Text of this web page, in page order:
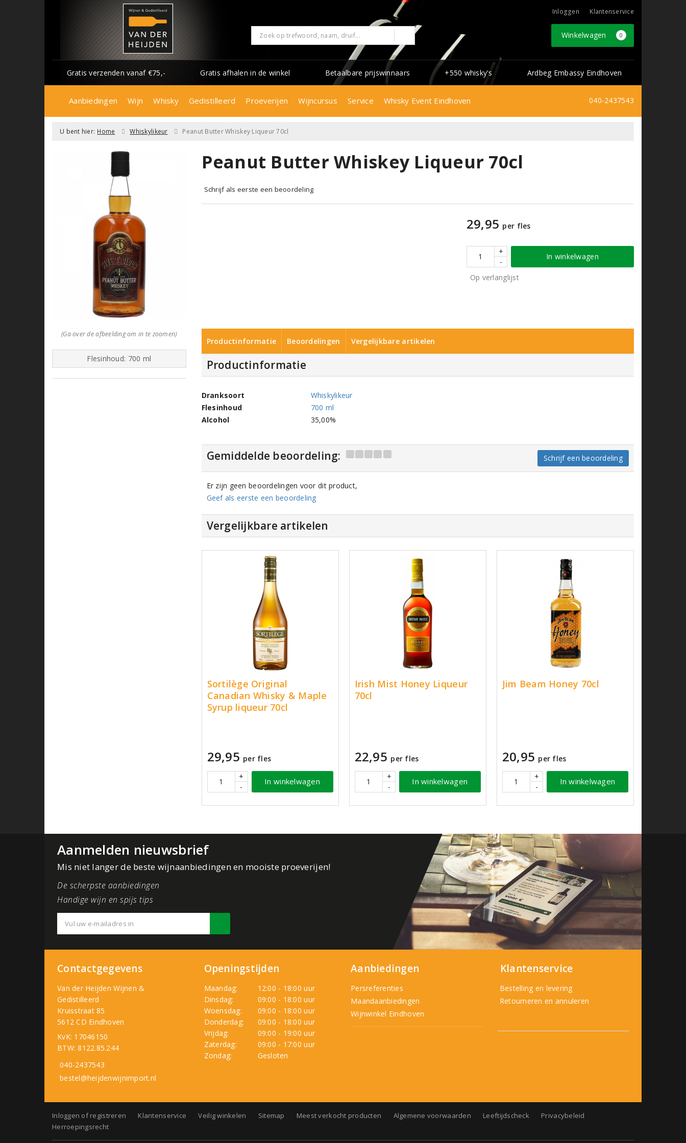
Inloggen Klantenservice
Winkelwagen 0
Gratis verzenden vanaf €75,- Gratis afhalen in de winkel Betaalbare prijswinnaars +550 whisky's Ardbeg Embassy Eindhoven
Aanbiedingen Wijn Whisky Gedistilleerd Proeverijen Wijncursus Service Whisky Event Eindhoven 040-2437543
U bent hier: Home Whiskylikeur Peanut Butter Whiskey Liqueur 70cl
(Ga over de afbeelding om in te zoomen)
Flesinhoud: 700 ml
Peanut Butter Whiskey Liqueur 70cl
Schrijf als eerste een beoordeling
29,95 per fles
+
-
In winkelwagen
Op verlanglijst
Productinformatie Beoordelingen Vergelijkbare artikelen
Productinformatie
Dranksoort
Whiskylikeur
Flesinhoud
700 ml
Alcohol
35,00%
Gemiddelde beoordeling: Schrijf een beoordeling
Er zijn geen beoordelingen voor dit product,
Geef als eerste een beoordeling
Vergelijkbare artikelen
Sortilège Original
Canadian Whisky & Maple
Syrup liqueur 70cl
29,95 per fles
+
-
In winkelwagen
Irish Mist Honey Liqueur
70cl
22,95 per fles
+
-
In winkelwagen
Jim Beam Honey 70cl
20,95 per fles
+
-
In winkelwagen
Aanmelden nieuwsbrief
Mis niet langer de beste wijnaanbiedingen en mooiste proeverijen!
De scherpste aanbiedingen
Handige wijn en spijs tips
Contactgegevens
Van der Heijden Wijnen &
Gedistilleerd
Kruisstraat 85
5612 CD Eindhoven
KvK: 17046150
BTW: 8122.85.244
040-2437543
bestel@heijdenwijnimport.nl
Openingstijden
Maandag:
12:00 - 18:00 uur
Dinsdag:
09:00 - 18:00 uur
Woensdag:
09:00 - 18:00 uur
Donderdag:
09:00 - 18:00 uur
Vrijdag:
09:00 - 19:00 uur
Zaterdag:
09:00 - 17:00 uur
Zondag:
Gesloten
Aanbiedingen
Persreferenties
Maandaanbiedingen
Wijnwinkel Eindhoven
Klantenservice
Bestelling en levering
Retourneren en annuleren
Inloggen of registreren Klantenservice Veilig winkelen Sitemap Meest verkocht producten Algemene voorwaarden Leeftijdscheck
Privacybeleid
Herroepingsrecht